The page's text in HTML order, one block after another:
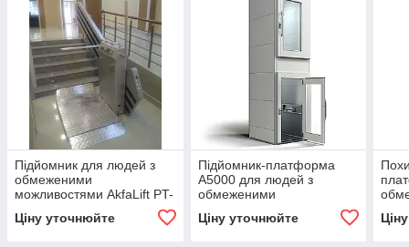
Підйомник для людей з
обмеженими
можливостями AkfaLift PT-
Ціну уточнюйте
Підйомник-платформа
А5000 для людей з
обмеженими
можливостями (до 15м)
Ціну уточнюйте